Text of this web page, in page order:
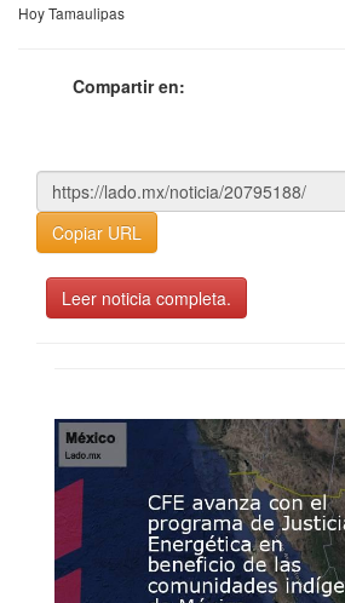
Hoy Tamaulipas
Compartir en:
Copiar URL
Leer noticia completa.